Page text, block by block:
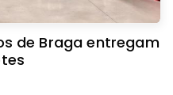
de Braga entregam